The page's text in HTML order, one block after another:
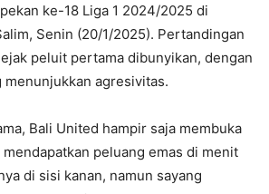
ke-18 Liga 1 2024/2025 di
Senin (20/1/2025). Pertandingan
peluit pertama dibunyikan, dengan
menunjukkan agresivitas.
Bali United hampir saja membuka
peluang emas di menit
di sisi kanan, namun sayang